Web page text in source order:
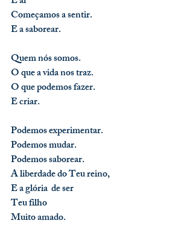
Começamos a sentir.
E a saborear.
Quem nós somos.
O que a vida nos traz.
O que podemos fazer.
E criar.
Podemos experimentar.
Podemos mudar.
Podemos saborear.
A liberdade do Teu reino,
E a glória  de ser
Teu filho
Muito amado.